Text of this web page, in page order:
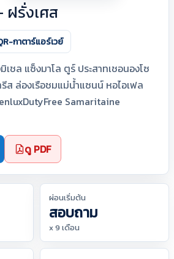
ฝรั่งเศส
กาตาร์แอร์เวย์
ชล แซ็งมาโล ตูร์ ประสาทเชอนองโซ
ส ล่องเรือชมแม่น้ำแซนน์ หอไอเฟล
Samaritaine
ดู PDF
ผ่อนเริ่มต้น
สอบถาม
x 9 เดือน